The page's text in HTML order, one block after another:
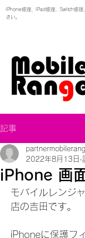
iPhone修理、iPad修理、Switch修理
さい。
記事
iPhone 画
2022年8月13日
モバイルレンジ
店の吉田です。
iPhoneに保護フ